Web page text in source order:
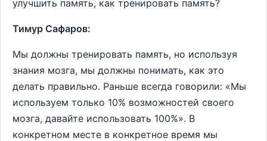
улучшить память, как тренировать память?
Тимур Сафаров:
Мы должны тренировать память, но используя
знания мозга, мы должны понимать, как это
делать правильно. Раньше всегда говорили: «Мы
используем только 10% возможностей своего
мозга, давайте использовать 100%». В
конкретном месте в конкретное время мы